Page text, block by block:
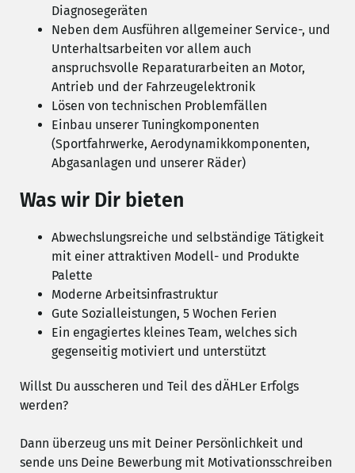
Diagnosegeräten
Neben dem Ausführen allgemeiner Service-, und
Unterhaltsarbeiten vor allem auch
anspruchsvolle Reparaturarbeiten an Motor,
Antrieb und der Fahrzeugelektronik
Lösen von technischen Problemfällen
Einbau unserer Tuningkomponenten
(Sportfahrwerke, Aerodynamikkomponenten,
Abgasanlagen und unserer Räder)
Was wir Dir bieten
Abwechslungsreiche und selbständige Tätigkeit
mit einer attraktiven Modell- und Produkte
Palette
Moderne Arbeitsinfrastruktur
Gute Sozialleistungen, 5 Wochen Ferien
Ein engagiertes kleines Team, welches sich
gegenseitig motiviert und unterstützt
Willst Du ausscheren und Teil des dÄHLer Erfolgs
werden?
Dann überzeug uns mit Deiner Persönlichkeit und
sende uns Deine Bewerbung mit Motivationsschreiben